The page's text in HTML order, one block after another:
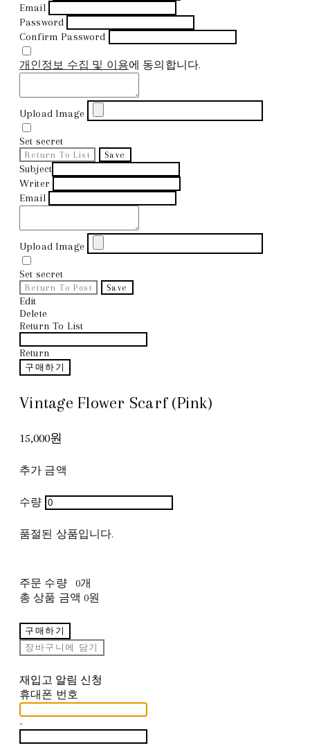
Email
Password
Confirm Password
개인정보 수집 및 이용에 동의합니다.
Upload Image
Set secret
Return To List Save
Subject
Writer
Email
Upload Image
Set secret
Return To Post Save
Edit
Delete
Return To List
Return
구매하기
Vintage Flower Scarf (Pink)
15,000원
추가 금액
수량
품절된 상품입니다.
주문 수량
0개
총 상품 금액 0원
구매하기
장바구니에 담기
재입고 알림 신청
휴대폰 번호
-